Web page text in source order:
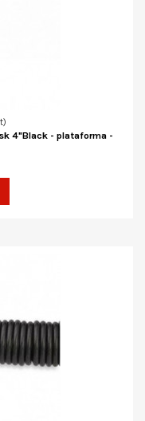
4"Black - plataforma -